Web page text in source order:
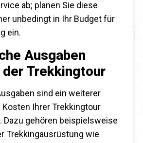
ab; planen Sie diese
unbedingt in Ihr Budget für
ein.
Ausgaben
der Trekkingtour
sind ein weiterer
Kosten Ihrer Trekkingtour
Dazu gehören beispielsweise
Trekkingausrüstung wie